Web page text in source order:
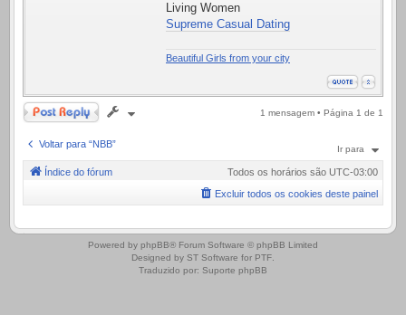
Living Women
Supreme Сasual Dating
Beautiful Girls from your city
Responder 1 mensagem • Página 1 de 1
Voltar para “NBB” Ir para
Índice do fórum Todos os horários são UTC-03:00
Excluir todos os cookies deste painel
.
Powered by phpBB® Forum Software © phpBB Limited
Designed by ST Software for PTF.
Traduzido por: Suporte phpBB